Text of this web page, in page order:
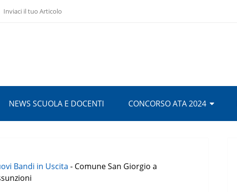
Inviaci il tuo Articolo
NEWS SCUOLA E DOCENTI CONCORSO ATA 2024
Bandi in Uscita - Comune San Giorgio a